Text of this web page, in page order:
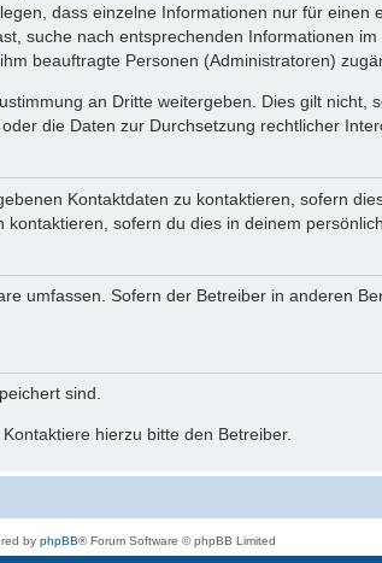
dass einzelne Informationen nur für
suche nach entsprechenden Informationen
beauftragte Personen (Administratoren)
an Dritte weitergeben. Dies gilt nicht,
die Daten zur Durchsetzung rechtlicher
Kontaktdaten zu kontaktieren, sofern
sofern du dies in deinem
umfassen. Sofern der Betreiber in anderen
sind.
hierzu bitte den Betreiber.
by phpBB® Forum Software © phpBB Limited